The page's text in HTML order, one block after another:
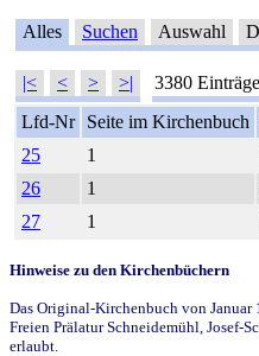
Alles Suchen Auswahl
|< < > >| 3380
Lfd-Nr
Seite im Kirchenbuch
25
1
26
1
27
1
Hinweise zu den Kirchenbüchern
Das Original-Kirchenbuch von
Freien Prälatur Schneidemühl, Josef-
erlaubt.